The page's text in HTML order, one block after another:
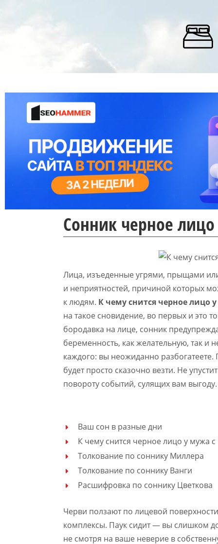
Сонник черное
Лица, изъеденные угрями, прыщами
и неприятностей, причиной которых
к людям. К чему снится черное лицо
на такое сновидение, во первых и это
бородавка на лице, сонник
беременность, как желательную, так и
каждого: вы неожиданно
будет просто сказочно везти. Не
повороту событий, сулящих вам выгоду.
Ваш сон в разные дни
К чему снится черное лицо у мужа с
Толкование по соннику Миллера
Толкование по соннику Ванги
Расшифровка по соннику Цветкова
Черви ползают по лицевой
комплексы. Паук сидит — вы слишком
не смотря на ваше неверие в